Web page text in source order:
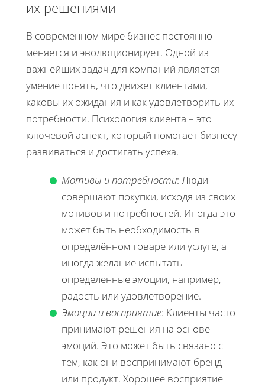
их решениями
В современном мире бизнес постоянно
меняется и эволюционирует. Одной из
важнейших задач для компаний является
умение понять, что движет клиентами,
каковы их ожидания и как удовлетворить их
потребности. Психология клиента – это
ключевой аспект, который помогает бизнесу
развиваться и достигать успеха.
Мотивы и потребности: Люди
совершают покупки, исходя из своих
мотивов и потребностей. Иногда это
может быть необходимость в
определённом товаре или услуге, а
иногда желание испытать
определённые эмоции, например,
радость или удовлетворение.
Эмоции и восприятие: Клиенты часто
принимают решения на основе
эмоций. Это может быть связано с
тем, как они воспринимают бренд
или продукт. Хорошее восприятие